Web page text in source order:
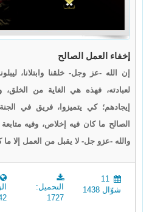
إخفاء العمل الصالح
إن الله -عز وجل- خلقنا وابتلانا،
لعبادته، فهذه هي الغاية من
إيجادهم؛ كي يتميزوا، فريق في
الصالح ما كان فيه إخلاص، وفيه
والله -عزو جل- لا يقبل من العمل إلا ما
11
شوّال 1438
التحميل:
1727